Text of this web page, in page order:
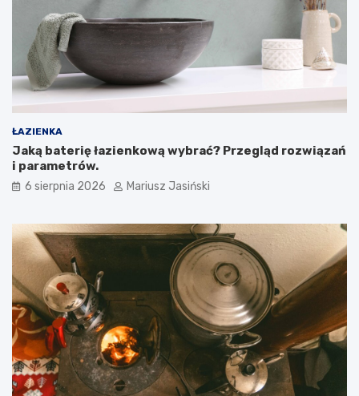
ŁAZIENKA
Jaką baterię łazienkową wybrać? Przegląd rozwiązań
i parametrów.
6 sierpnia 2026 Mariusz Jasiński